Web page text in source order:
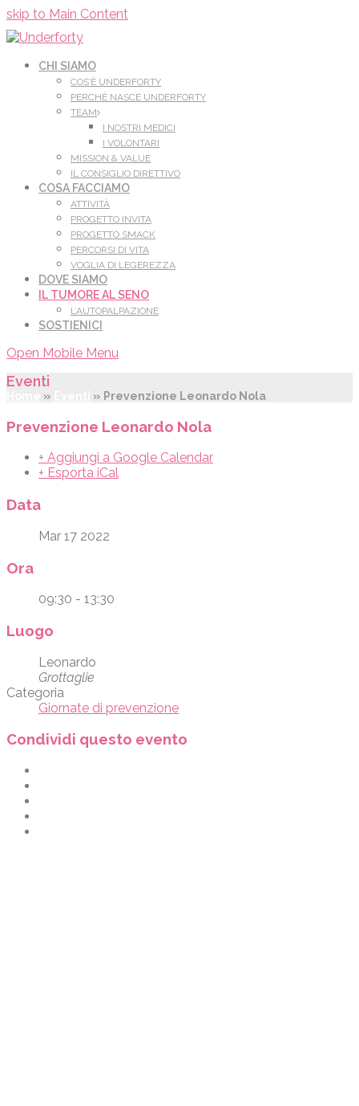
skip to Main Content
CHI SIAMO
COS’È UNDERFORTY
PERCHÈ NASCE UNDERFORTY
TEAM
I NOSTRI MEDICI
I VOLONTARI
MISSION & VALUE
IL CONSIGLIO DIRETTIVO
COSA FACCIAMO
ATTIVITÀ
PROGETTO INVITA
PROGETTO SMACK
PERCORSI DI VITA
VOGLIA DI LEGEREZZA
DOVE SIAMO
IL TUMORE AL SENO
L’AUTOPALPAZIONE
SOSTIENICI
Open Mobile Menu
Eventi
» » Prevenzione Leonardo Nola
Prevenzione Leonardo Nola
+ Aggiungi a Google Calendar
+ Esporta iCal
Data
Mar 17 2022
Ora
09:30 - 13:30
Luogo
Leonardo
Grottaglie
Categoria
Giornate di prevenzione
Condividi questo evento